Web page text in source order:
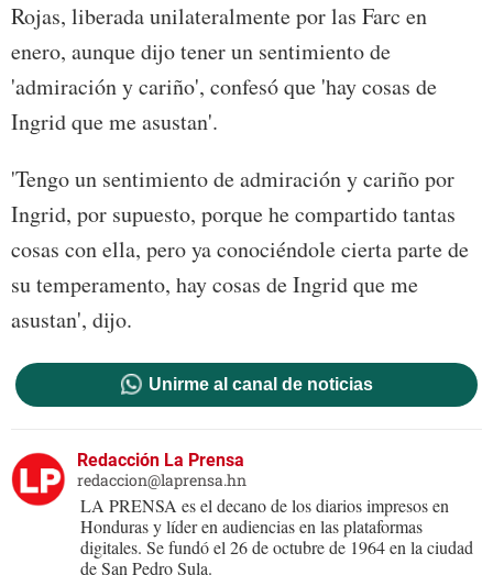
Rojas, liberada unilateralmente por las Farc en
enero, aunque dijo tener un sentimiento de
'admiración y cariño', confesó que 'hay cosas de
Ingrid que me asustan'.
'Tengo un sentimiento de admiración y cariño por
Ingrid, por supuesto, porque he compartido tantas
cosas con ella, pero ya conociéndole cierta parte de
su temperamento, hay cosas de Ingrid que me
asustan', dijo.
Unirme al canal de noticias
Redacción La Prensa
redaccion@laprensa.hn
LA PRENSA es el decano de los diarios impresos en
Honduras y líder en audiencias en las plataformas
digitales. Se fundó el 26 de octubre de 1964 en la ciudad
de San Pedro Sula.